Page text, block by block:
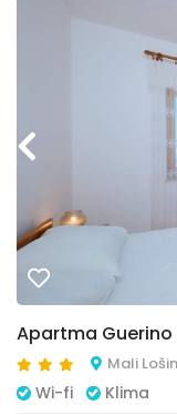
Apartma Guerino
Mali
Wi-fi Klima